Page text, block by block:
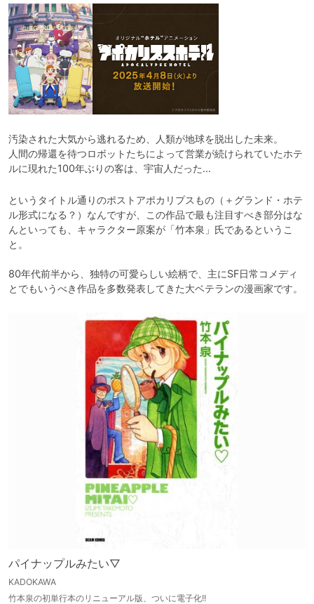
汚染された大気から逃れるため、人類が地球を脱出した未来。
人間の帰還を待つロボットたちによって営業が続けられていたホテ
ルに現れた100年ぶりの客は、宇宙人だった…
というタイトル通りのポストアポカリプスもの（＋グランド・ホテ
ル形式になる？）なんですが、この作品で最も注目すべき部分はな
んといっても、キャラクター原案が「竹本泉」氏であるというこ
と。
80年代前半から、独特の可愛らしい絵柄で、主にSF日常コメディ
とでもいうべき作品を多数発表してきた大ベテランの漫画家です。
パイナップルみたい▽
KADOKAWA
竹本泉の初単行本のリニューアル版、ついに電子化!!